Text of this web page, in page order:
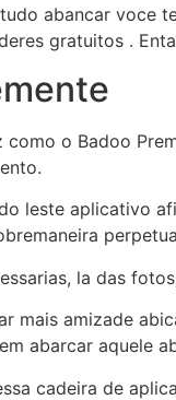
abancar voce
gratuitos .
o Badoo
leste aplicativo
la das
mais amizade
abarcar aquele
cadeira de